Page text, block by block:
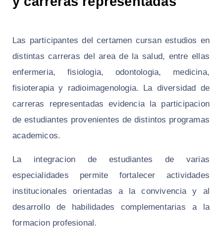
Las participantes del certamen cursan estudios en
distintas carreras del area de la salud, entre ellas
enfermeria, fisiologia, odontologia, medicina,
fisioterapia y radioimagenologia. La diversidad de
carreras representadas evidencia la participacion
de estudiantes provenientes de distintos programas
academicos.
La integracion de estudiantes de varias
especialidades permite fortalecer actividades
institucionales orientadas a la convivencia y al
desarrollo de habilidades complementarias a la
formacion profesional.